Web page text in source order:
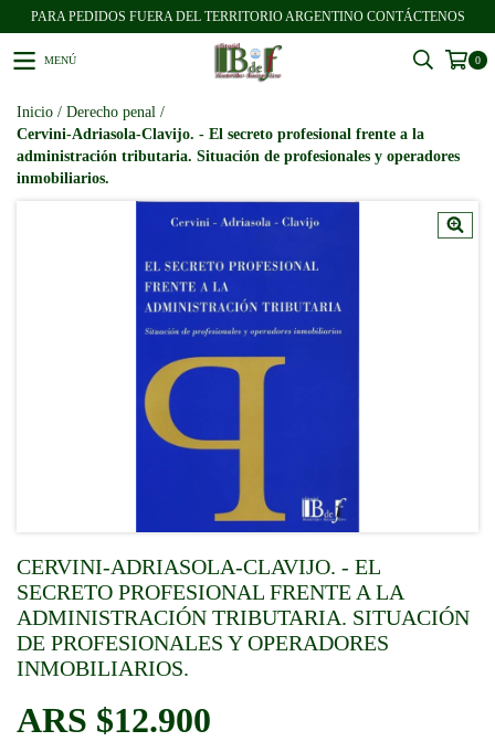
PARA PEDIDOS FUERA DEL TERRITORIO ARGENTINO CONTÁCTENOS
MENÚ 0
Inicio / Derecho penal /
Cervini-Adriasola-Clavijo. - El secreto profesional frente a la
administración tributaria. Situación de profesionales y operadores
inmobiliarios.
CERVINI-ADRIASOLA-CLAVIJO. - EL
SECRETO PROFESIONAL FRENTE A LA
ADMINISTRACIÓN TRIBUTARIA. SITUACIÓN
DE PROFESIONALES Y OPERADORES
INMOBILIARIOS.
$12.900